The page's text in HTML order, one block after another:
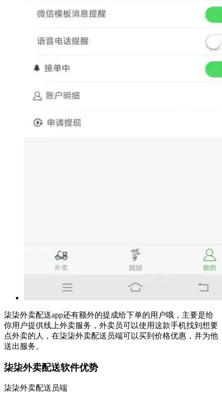
柒柒外卖配送app还有额外的提成给下单的用户哦，主要是给
你用户提供线上外卖服务，外卖员可以使用这款手机找到想要
点外卖的人，在柒柒外卖配送员端可以买到价格优惠，并为他
送出服务。
柒柒外卖配送软件优势
柒柒外卖配送员端